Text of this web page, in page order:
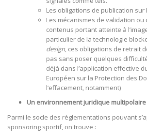
Les obligations de publication
Les mécanismes de validation ou
contenus portant atteinte à
particulier de la technologie
design, ces obligations de retrait
pas sans poser quelques
déjà dans l’application effective
Européen sur la Protection des
l’effacement, notamment)
Un environnement juridique multipolaire
Parmi le socle des règlementations pouvant
sponsoring sportif, on trouve :